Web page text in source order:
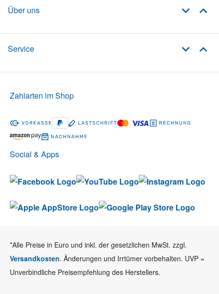
Über uns
Service
Social & Apps
Zahlarten im Shop
*Alle Preise in Euro und inkl. der gesetzlichen MwSt. zzgl.
Versandkosten. Änderungen und Irrtümer vorbehalten. UVP =
Unverbindliche Preisempfehlung des Herstellers.